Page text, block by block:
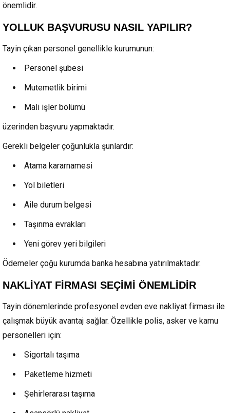
önemlidir.
YOLLUK BAŞVURUSU NASIL YAPILIR?
Tayin çıkan personel genellikle kurumunun:
Personel şubesi
Mutemetlik birimi
Mali işler bölümü
üzerinden başvuru yapmaktadır.
Gerekli belgeler çoğunlukla şunlardır:
Atama kararnamesi
Yol biletleri
Aile durum belgesi
Taşınma evrakları
Yeni görev yeri bilgileri
Ödemeler çoğu kurumda banka hesabına yatırılmaktadır.
NAKLİYAT FİRMASI SEÇİMİ ÖNEMLİDİR
Tayin dönemlerinde profesyonel evden eve nakliyat firması ile
çalışmak büyük avantaj sağlar. Özellikle polis, asker ve kamu
personelleri için:
Sigortalı taşıma
Paketleme hizmeti
Şehirlerarası taşıma